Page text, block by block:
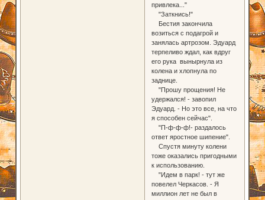
привлека..."
"Заткнись!"
Бестия закончила
возиться с подагрой и
занялась артрозом. Эдуард
терпеливо ждал, как вдруг
его рука вынырнула из
колена и хлопнула по
заднице.
"Прошу прощения! Не
удержался! - завопил
Эдуард. - Но это все, на что
я способен сейчас".
"П-ф-ф-ф!- раздалось
ответ яростное шипение".
Спустя минуту колени
тоже оказались пригодными
к использованию.
"Идем в парк! - тут же
повелел Черкасов. - Я
миллион лет не был в